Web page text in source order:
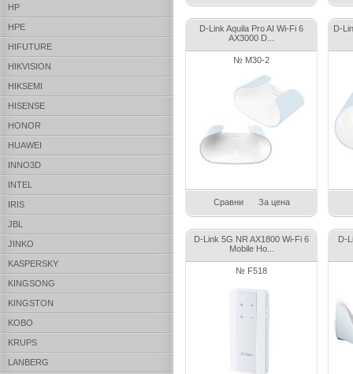
HP
HPE
HIFUTURE
HIKVISION
HIKSEMI
HISENSE
HONOR
HUAWEI
INNO3D
INTEL
IRIS
JBL
JINKO
KASPERSKY
KINGSONG
KINGSTON
KOBO
KRUPS
LANBERG
D-Link Aquila Pro AI Wi-Fi 6
AX3000 D...
№ M30-2
Сравни За цена
D-
D-Link 5G NR AX1800 Wi-Fi 6
Mobile Ho...
№ F518
D-